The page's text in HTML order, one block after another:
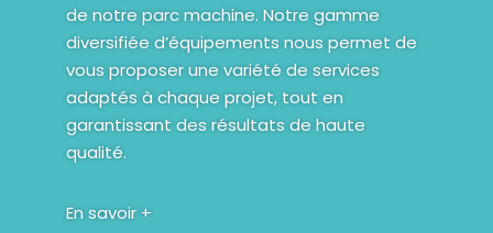
de notre parc machine. Notre gamme
diversifiée d’équipements nous permet de
vous proposer une variété de services
adaptés à chaque projet, tout en
garantissant des résultats de haute
qualité.
En savoir +